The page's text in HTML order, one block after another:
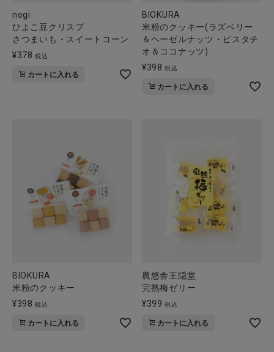
nogi
ひよこ豆クリスプ
さつまいも・スイートコーン
¥378 税込
カートに入れる
BIOKURA
米粉のクッキー(ラズベリー
＆ヘーゼルナッツ・ピスタチ
オ＆ココナッツ)
¥398 税込
カートに入れる
BIOKURA
米粉のクッキー
¥398 税込
カートに入れる
農悠舎王隠堂
完熟梅ゼリー
¥399 税込
カートに入れる